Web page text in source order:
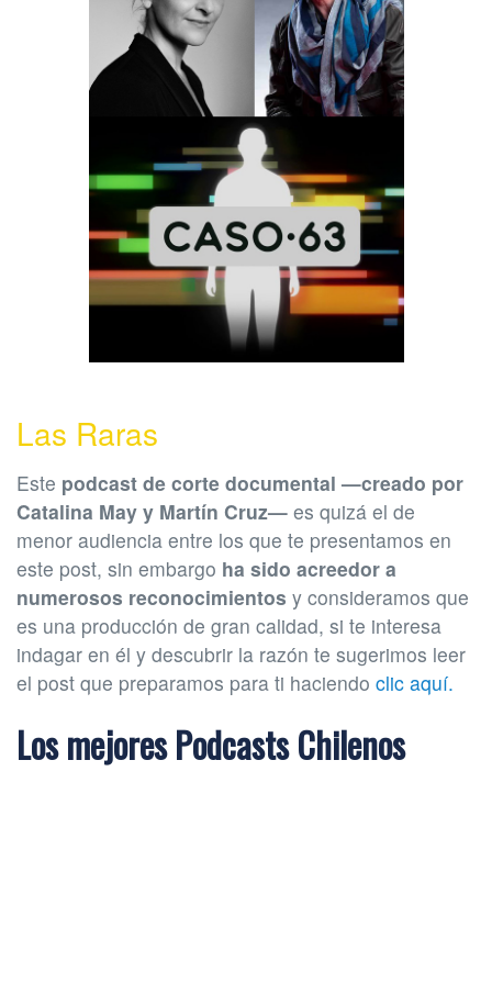
Las Raras
Este podcast de corte documental —creado por
Catalina May y Martín Cruz— es quizá el de
menor audiencia entre los que te presentamos en
este post, sin embargo ha sido acreedor a
numerosos reconocimientos y consideramos que
es una producción de gran calidad, si te interesa
indagar en él y descubrir la razón te sugerimos leer
el post que preparamos para ti haciendo clic aquí.
Los mejores Podcasts Chilenos